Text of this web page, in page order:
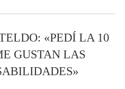
«PEDÍ LA 10
GUSTAN LAS